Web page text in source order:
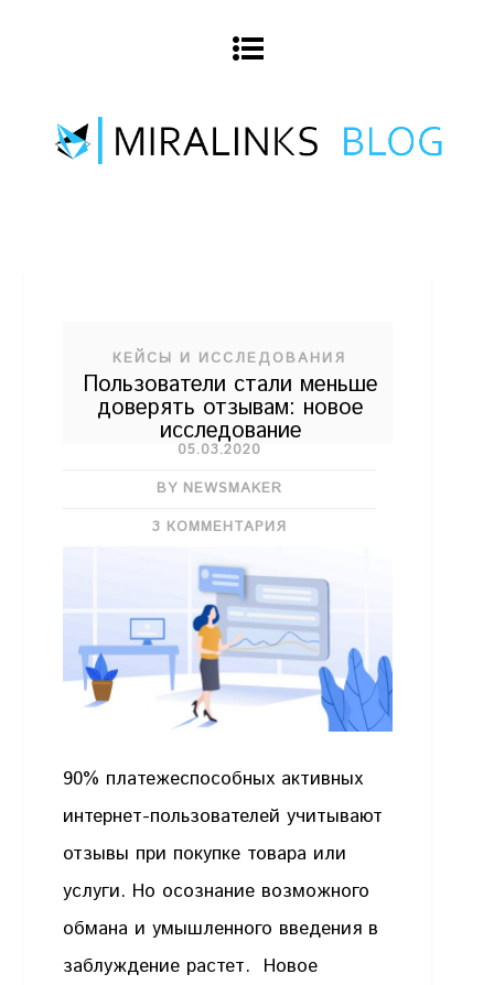
КЕЙСЫ И ИССЛЕДОВАНИЯ
Пользователи стали меньше
доверять отзывам: новое
исследование
05.03.2020
BY NEWSMAKER
3 КОММЕНТАРИЯ
90% платежеспособных активных
интернет-пользователей учитывают
отзывы при покупке товара или
услуги. Но осознание возможного
обмана и умышленного введения в
заблуждение растет. Новое